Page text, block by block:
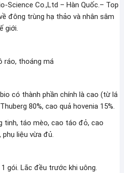
Science Co.,Ltd – Hàn Quốc.– Top
đông trùng hạ thảo và nhân sâm
giới.
ráo, thoáng má
có thành phần chính là cao (từ lá
80%, cao quả hovenia 15%.
tinh, táo mèo, cao táo đỏ, cao
liệu vừa đủ.
gói. Lắc đều trước khi uông.